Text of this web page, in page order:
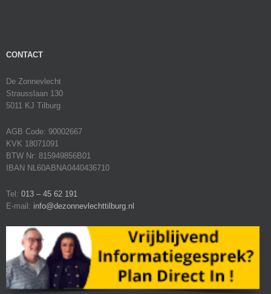
CONTACT
De Zonnevlecht
Strausslaan 130
5011 KJ Tilburg
AGB Code: 90002667
KVK 18071091
BTW Nr: 815949856B01
IBAN NL60ABNA0440436710
Tel: 013 – 45 62 191
E-mail: info@dezonnevlechttilburg.nl